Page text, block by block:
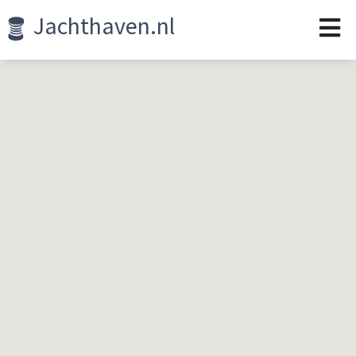
Jachthaven.nl